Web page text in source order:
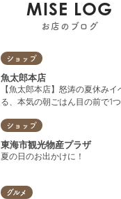
MISE LOG
お店のブログ
ショップ
魚太郎本店
【魚太郎本店】怒涛の夏休み
る、本気の朝ごはん目の前で1
ショップ
東海市観光物産プラザ
夏の日のお出かけに！
グルメ